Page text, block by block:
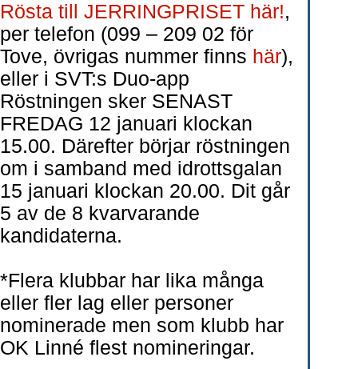
Rösta till JERRINGPRISET här!,
per telefon (099 – 209 02 för
Tove, övrigas nummer finns här),
eller i SVT:s Duo-app
Röstningen sker SENAST
FREDAG 12 januari klockan
15.00. Därefter börjar röstningen
om i samband med idrottsgalan
15 januari klockan 20.00. Dit går
5 av de 8 kvarvarande
kandidaterna.
*Flera klubbar har lika många
eller fler lag eller personer
nominerade men som klubb har
OK Linné flest nomineringar.